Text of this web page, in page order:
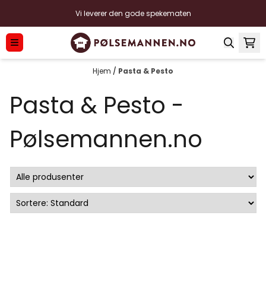
Vi leverer den gode spekematen
Hjem / Pasta & Pesto
Pasta & Pesto -
Pølsemannen.no